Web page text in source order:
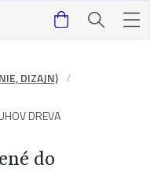
DIZAJN)
DREVA
do